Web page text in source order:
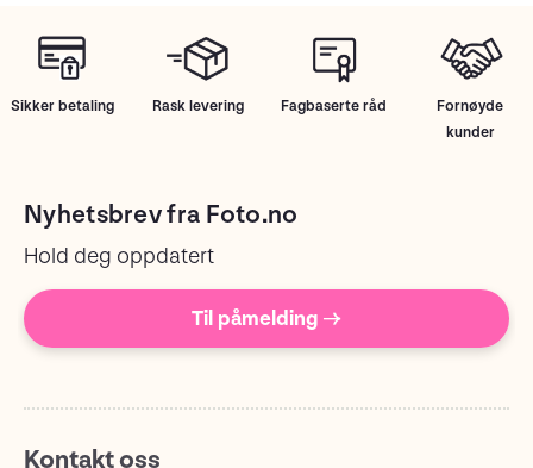
Sikker betaling Rask levering Fagbaserte råd
Fornøyde
kunder
Nyhetsbrev fra Foto.no
Hold deg oppdatert
Til påmelding →
Kontakt oss